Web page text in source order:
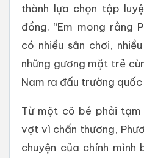
thành lựa chọn tập
đồng. “Em mong rằng
có nhiều sân chơi,
những gương mặt trẻ
Nam ra đấu trường quốc
Từ một cô bé phải tạm
vợt vì chấn thương,
chuyện của chính mình